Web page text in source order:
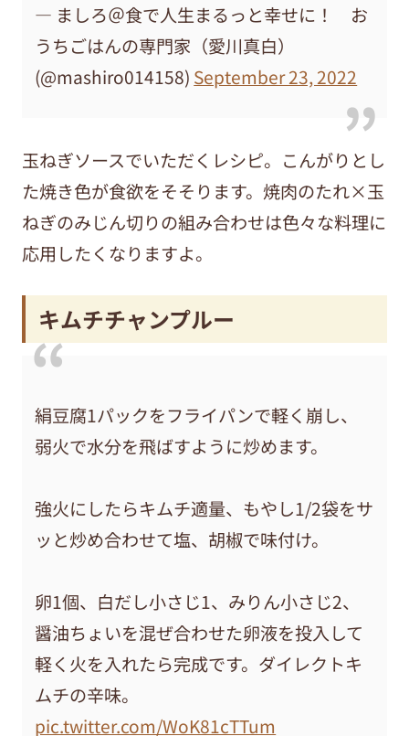
— ましろ＠食で人生まるっと幸せに！ お
うちごはんの専門家（愛川真白）
(@mashiro014158) September 23, 2022
玉ねぎソースでいただくレシピ。こんがりとし
た焼き色が食欲をそそります。焼肉のたれ×玉
ねぎのみじん切りの組み合わせは色々な料理に
応用したくなりますよ。
キムチチャンプルー
絹豆腐1パックをフライパンで軽く崩し、
弱火で水分を飛ばすように炒めます。
強火にしたらキムチ適量、もやし1/2袋をサ
ッと炒め合わせて塩、胡椒で味付け。
卵1個、白だし小さじ1、みりん小さじ2、
醤油ちょいを混ぜ合わせた卵液を投入して
軽く火を入れたら完成です。ダイレクトキ
ムチの辛味。
pic.twitter.com/WoK81cTTum